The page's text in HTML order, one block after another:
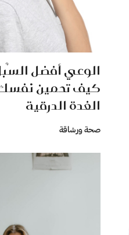
الوعي أفضل
كيف تحمين
الغدة الدرقية
صحة ورشاقة